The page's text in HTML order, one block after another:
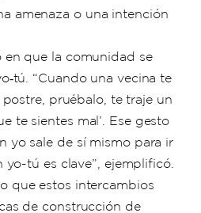
amenaza o una intención
en que la comunidad se
“Cuando una vecina te
postre, pruébalo, te traje un
te sientes mal’. Ese gesto
yo sale de sí mismo para ir
yo-tú es clave”, ejemplificó.
que estos intercambios
de construcción de